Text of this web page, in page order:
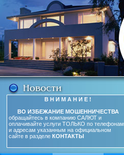
В Н И М А Н И Е !
ВО ИЗБЕЖАНИЕ МОШЕННИЧЕСТВА
обращайтесь в компанию САЛЮТ и
оплачивайте услуги ТОЛЬКО по телефонам
и адресам указанным на официальном
сайте в разделе КОНТАКТЫ